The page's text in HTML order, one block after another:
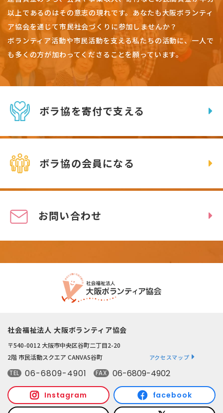
以上であるのはその意志の現れです。 あなたも大阪ボランティ
ア協会を通じて市民社会づくりに参加しませんか？
ボランティア活動や市民活動を支える私たちの活動に、一人で
も多くの方が加わってくださることを願っています。
ボラ協を寄付で支える
ボラ協の会員になる
お問い合わせ
社会福祉法人 大阪ボランティア協会
〒540-0012 大阪市中央区谷町二丁目2-20
2階 市民活動スクエア CANVAS谷町
アクセスマップ
TEL 06-6809-4901 FAX 06-6809-4902
Instagram facebook